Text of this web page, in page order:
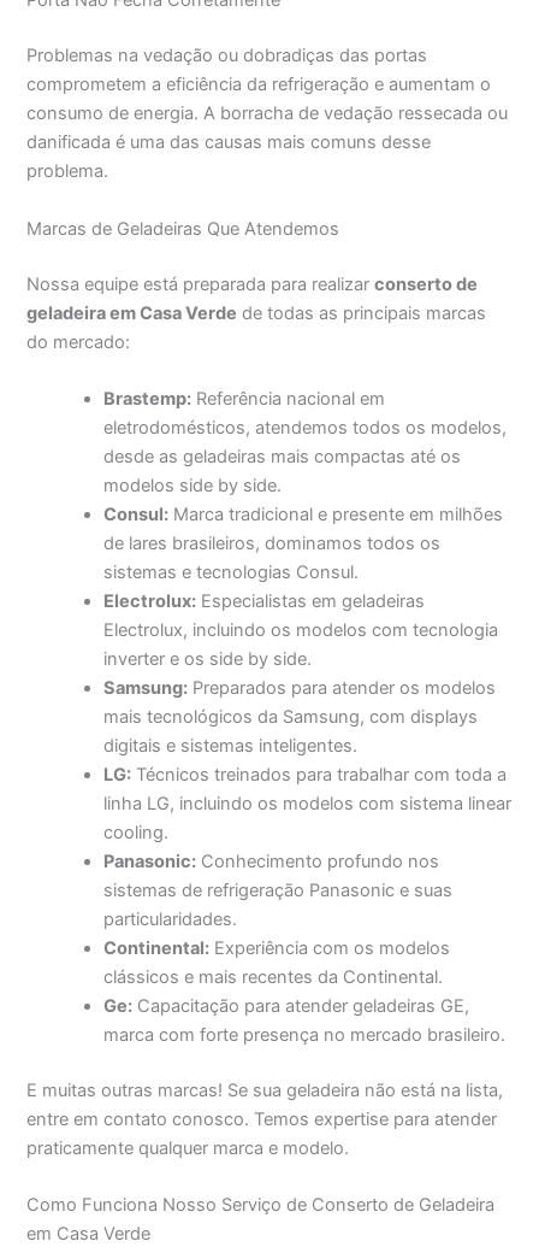
Problemas na vedação ou dobradiças das portas
comprometem a eficiência da refrigeração e aumentam o
consumo de energia. A borracha de vedação ressecada ou
danificada é uma das causas mais comuns desse
problema.
Marcas de Geladeiras Que Atendemos
Nossa equipe está preparada para realizarconserto de
geladeira em Casa Verde de todas as principais marcas
do mercado:
Brastemp: Referência nacional em
eletrodomésticos, atendemos todos os modelos,
desde as geladeiras mais compactas até os
modelos side by side.
Consul: Marca tradicional e presente em milhões
de lares brasileiros, dominamos todos os
sistemas e tecnologias Consul.
Electrolux: Especialistas em geladeiras
Electrolux, incluindo os modelos com tecnologia
inverter e os side by side.
Samsung: Preparados para atender os modelos
mais tecnológicos da Samsung, com displays
digitais e sistemas inteligentes.
LG: Técnicos treinados para trabalhar com toda a
linha LG, incluindo os modelos com sistema linear
cooling.
Panasonic: Conhecimento profundo nos
sistemas de refrigeração Panasonic e suas
particularidades.
Continental: Experiência com os modelos
clássicos e mais recentes da Continental.
Ge: Capacitação para atender geladeiras GE,
marca com forte presença no mercado brasileiro.
E muitas outras marcas! Se sua geladeira não está na lista,
entre em contato conosco. Temos expertise para atender
praticamente qualquer marca e modelo.
Como Funciona Nosso Serviço de Conserto de Geladeira
em Casa Verde